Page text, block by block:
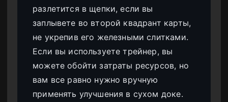
разлетится в щепки, если вы
заплывете во второй квадрант карты,
не укрепив его железными слитками.
Если вы используете трейнер, вы
можете обойти затраты ресурсов, но
вам все равно нужно вручную
применять улучшения в сухом доке.